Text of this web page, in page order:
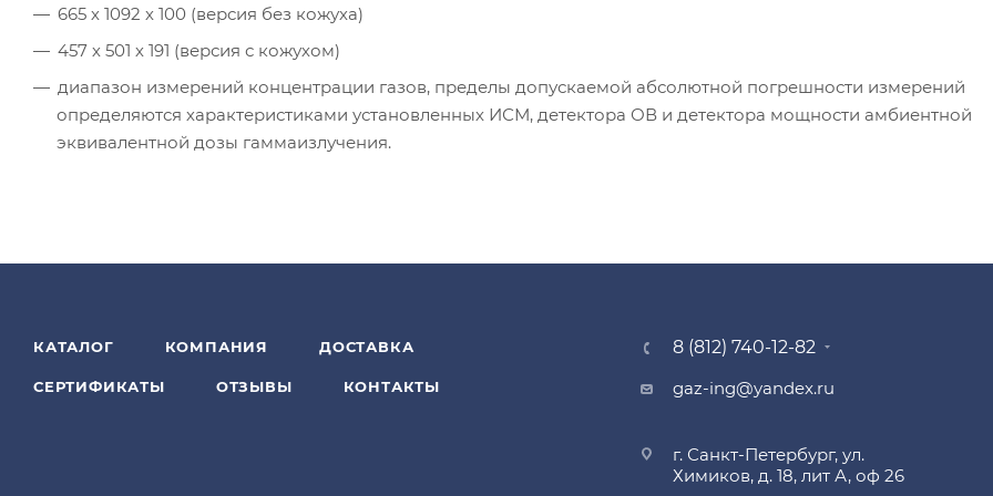
665 х 1092 х 100 (версия без кожуха)
457 х 501 х 191 (версия с кожухом)
диапазон измерений концентрации газов, пределы допускаемой абсолютной погрешности измерений
определяются характеристиками установленных ИСМ, детектора ОВ и детектора мощности амбиентной
эквивалентной дозы гамма­излучения.
КАТАЛОГ КОМПАНИЯ ДОСТАВКА
СЕРТИФИКАТЫ ОТЗЫВЫ КОНТАКТЫ
8 (812) 740-12-82
gaz-ing@yandex.ru
г. Санкт-Петербург, ул.
Химиков, д. 18, лит А, оф 26